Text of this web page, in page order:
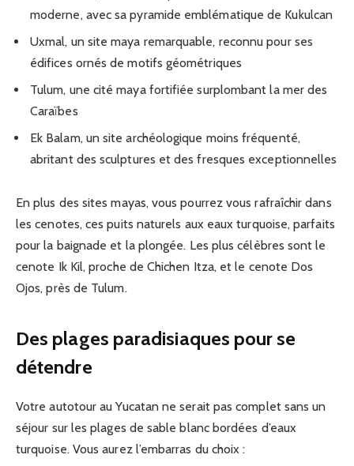
moderne, avec sa pyramide emblématique de Kukulcan
Uxmal, un site maya remarquable, reconnu pour ses
édifices ornés de motifs géométriques
Tulum, une cité maya fortifiée surplombant la mer des
Caraïbes
Ek Balam, un site archéologique moins fréquenté,
abritant des sculptures et des fresques exceptionnelles
En plus des sites mayas, vous pourrez vous rafraîchir dans
les cenotes, ces puits naturels aux eaux turquoise, parfaits
pour la baignade et la plongée. Les plus célèbres sont le
cenote Ik Kil, proche de Chichen Itza, et le cenote Dos
Ojos, près de Tulum.
Des plages paradisiaques pour se
détendre
Votre autotour au Yucatan ne serait pas complet sans un
séjour sur les plages de sable blanc bordées d’eaux
turquoise. Vous aurez l’embarras du choix :